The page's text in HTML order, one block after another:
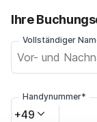
Ihre
Vollständiger
Handynummer*
+49